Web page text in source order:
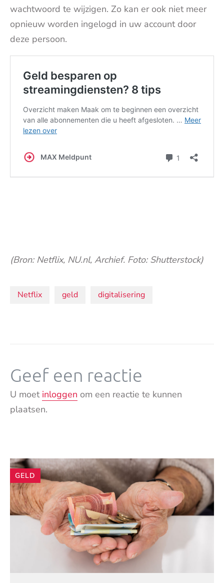
wachtwoord te wijzigen. Zo kan er ook niet meer
opnieuw worden ingelogd in uw account door
deze persoon.
(Bron: Netflix, NU.nl, Archief. Foto: Shutterstock)
Onderwerpen:
Netflix geld digitalisering
Geef een reactie
U moet inloggen om een reactie te kunnen
plaatsen.
Andere
artikelen
GELD